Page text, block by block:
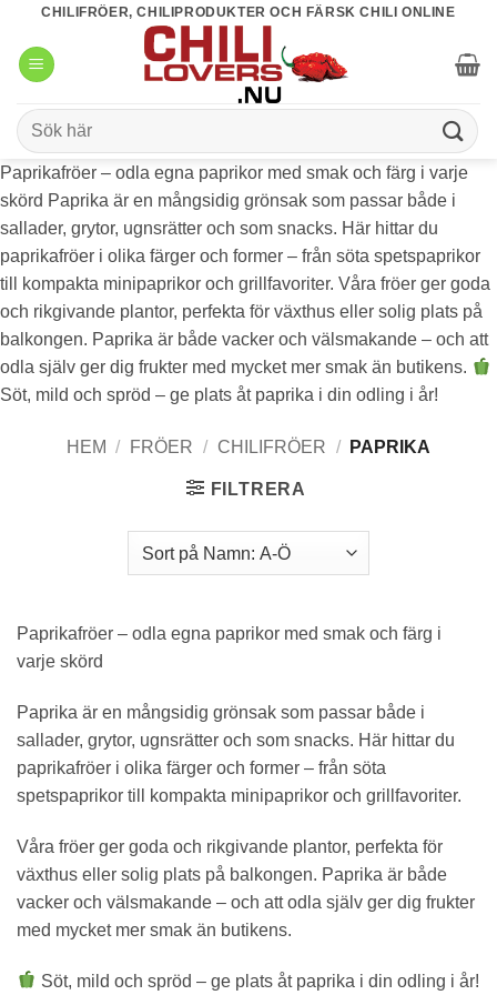
content
CHILIFRÖER, CHILIPRODUKTER OCH FÄRSK CHILI ONLINE
Sök
efter:
Paprikafröer – odla egna paprikor med smak och färg i varje
skörd Paprika är en mångsidig grönsak som passar både i
sallader, grytor, ugnsrätter och som snacks. Här hittar du
paprikafröer i olika färger och former – från söta spetspaprikor
till kompakta minipaprikor och grillfavoriter. Våra fröer ger goda
och rikgivande plantor, perfekta för växthus eller solig plats på
balkongen. Paprika är både vacker och välsmakande – och att
odla själv ger dig frukter med mycket mer smak än butikens.
Söt, mild och spröd – ge plats åt paprika i din odling i år!
HEM / FRÖER / CHILIFRÖER / PAPRIKA
FILTRERA
Paprikafröer – odla egna paprikor med smak och färg i
varje skörd
Paprika är en mångsidig grönsak som passar både i
sallader, grytor, ugnsrätter och som snacks. Här hittar du
paprikafröer i olika färger och former – från söta
spetspaprikor till kompakta minipaprikor och grillfavoriter.
Våra fröer ger goda och rikgivande plantor, perfekta för
växthus eller solig plats på balkongen. Paprika är både
vacker och välsmakande – och att odla själv ger dig frukter
med mycket mer smak än butikens.
Söt, mild och spröd – ge plats åt paprika i din odling i år!